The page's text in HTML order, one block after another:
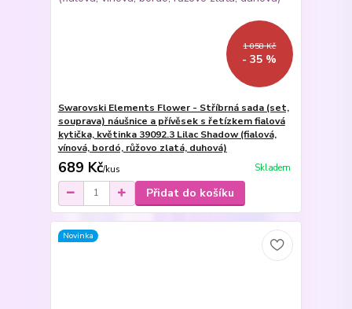
1 058 Kč
- 35 %
Swarovski Elements Flower - Stříbrná sada (set,
souprava) náušnice a přívěsek s řetízkem fialová
kytička, květinka 39092.3 Lilac Shadow (fialová,
vínová, bordó, růžovo zlatá, duhová)
689 Kč/kus Skladem
Přidat do košíku
Novinka